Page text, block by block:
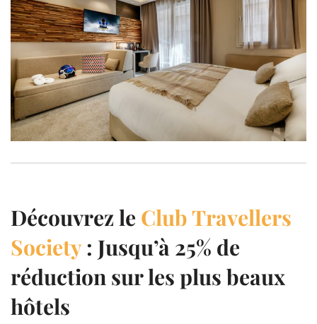
Découvrez le Club Travellers
Society: Jusqu’à 25% de
réduction sur les plus beaux
hôtels